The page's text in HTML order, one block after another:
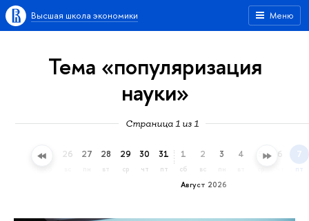
Меню
Высшая школа экономики
Тема «популяризация
науки»
Страница 1 из 1
25 26 27 28
вт
29
ср
30
чт
31
пт
Август 2026
1
сб
2
вс
3 4 5 6 7
пт